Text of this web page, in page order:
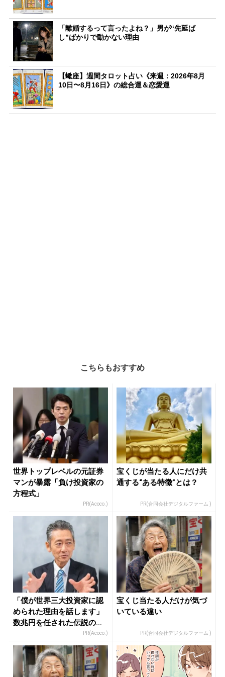
「離婚するって言ったよね？」男が“先延ば
し”ばかりで動かない理由
【蠍座】週間タロット占い《来週：2026年8月
10日〜8月16日》の総合運＆恋愛運
こちらもおすすめ
世界トップレベルの元証券
マンが暴露「負け投資家の
方程式」
PR(Acoco.)
宝くじが当たる人にだけ共
通する“ある特徴”とは？
PR(合同会社デジタルファーム )
「僕が世界三大投資家に認
められた理由を話します」
数兆円を任された伝説の投
PR(Acoco.)
宝くじ当たる人だけが気づ
いている違い
PR(合同会社デジタルファーム )